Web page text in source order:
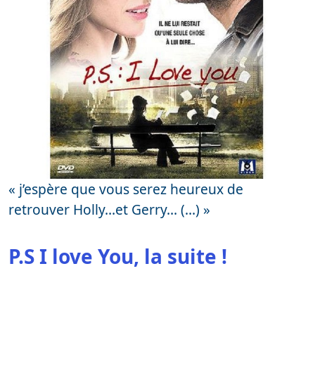
« j’espère que vous serez heureux de
retrouver Holly…et Gerry… (…) »
P.S I love You, la suite !